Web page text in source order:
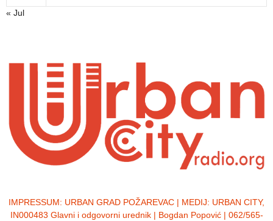
« Jul
IMPRESSUM: URBAN GRAD POŽAREVAC | MEDIJ: URBAN CITY,
IN000483 Glavni i odgovorni urednik | Bogdan Popović | 062/565-